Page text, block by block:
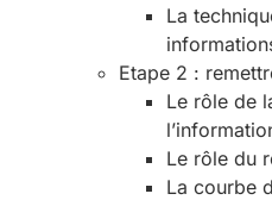
La
Etape 2 :
Le rôle de
Le rôle du
La courbe